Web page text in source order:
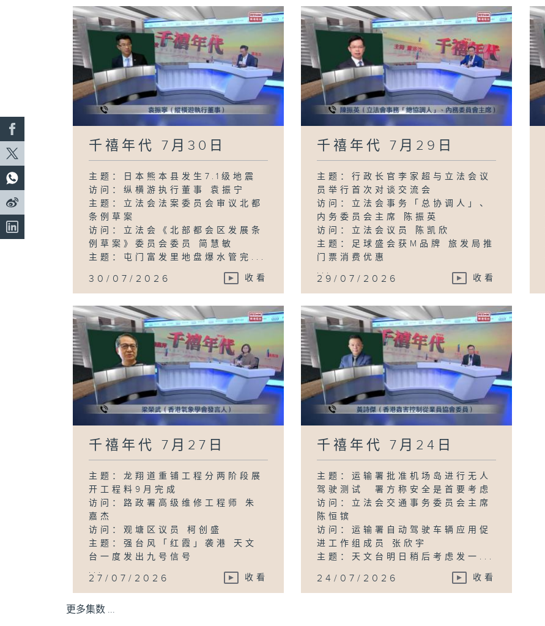
千禧年代 7月30日
主题：日本熊本县发生7.1级地震
访问：纵横游执行董事 袁振宁
主题：立法会法案委员会审议北都
条例草案
访问：立法会《北部都会区发展条
例草案》委员会委员 简慧敏
主题：屯门富发里地盘爆水管完...
30/07/2026 收看
千禧年代 7月29日
主题：行政长官李家超与立法会议
员举行首次对谈交流会
访问：立法会事务「总协调人」、
内务委员会主席 陈振英
访问：立法会议员 陈凯欣
主题：足球盛会获M品牌 旅发局推
门票消费优惠
...
29/07/2026 收看
千禧年代 7月27日
主题：龙翔道重铺工程分两阶段展
开工程料9月完成
访问：路政署高级维修工程师 朱
嘉杰
访问：观塘区议员 柯创盛
主题：强台风「红霞」袭港 天文
台一度发出九号信号
...
27/07/2026 收看
千禧年代 7月24日
主题：运输署批准机场岛进行无人
驾驶测试 署方称安全是首要考虑
访问：立法会交通事务委员会主席
陈恒镔
访问：运输署自动驾驶车辆应用促
进工作组成员 张欣宇
主题：天文台明日稍后考虑发一...
24/07/2026 收看
更多集数 ...